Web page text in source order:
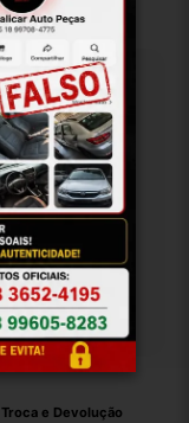
Gm
5709
Dianteira
Esquerdo
Brasil
5709
Troca e Devolução